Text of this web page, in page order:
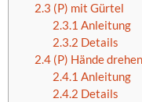
2.3 (P) mit Gürtel
2.3.1 Anleitung
2.3.2 Details
2.4(P) Hände
2.4.1 Anleitung
2.4.2 Details